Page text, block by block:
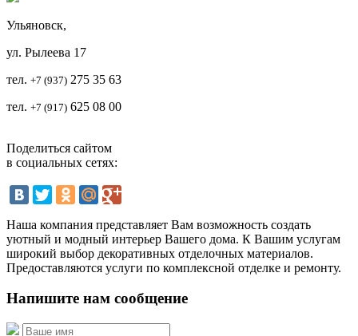
Ульяновск,
ул. Рылеева 17
тел. +7 (937) 275 35 63
тел. +7 (917) 625 08 00
Поделиться сайтом
в социальных сетях:
Наша компания представляет Вам возможность создать
уютный и модный интерьер Вашего дома. К Вашим услугам
широкий выбор декоративных отделочных материалов.
Предоставляются услуги по комплексной отделке и ремонту.
Напишите нам сообщение